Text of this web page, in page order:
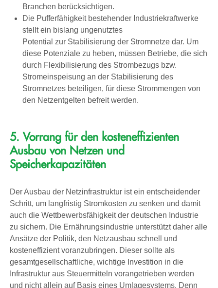
Branchen berücksichtigen.
Die Pufferfähigkeit bestehender Industriekraftwerke
stellt ein bislang ungenutztes
Potential zur Stabilisierung der Stromnetze dar. Um
diese Potenziale zu heben, müssen Betriebe, die sich
durch Flexibilisierung des Strombezugs bzw.
Stromeinspeisung an der Stabilisierung des
Stromnetzes beteiligen, für diese Strommengen von
den Netzentgelten befreit werden.
5. Vorrang für den kosteneffizienten
Ausbau von Netzen und
Speicherkapazitäten
Der Ausbau der Netzinfrastruktur ist ein entscheidender
Schritt, um langfristig Stromkosten zu senken und damit
auch die Wettbewerbsfähigkeit der deutschen Industrie
zu sichern. Die Ernährungsindustrie unterstützt daher alle
Ansätze der Politik, den Netzausbau schnell und
kosteneffizient voranzubringen. Dieser sollte als
gesamtgesellschaftliche, wichtige Investition in die
Infrastruktur aus Steuermitteln vorangetrieben werden
und nicht allein auf Basis eines Umlagesystems. Denn